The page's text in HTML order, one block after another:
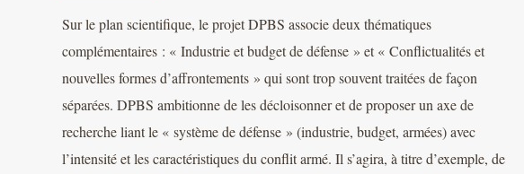
Sur le plan scientifique, le projet DPBS associe deux thématiques
complémentaires : « Industrie et budget de défense » et « Conflictualités et
nouvelles formes d’affrontements » qui sont trop souvent traitées de façon
séparées. DPBS ambitionne de les décloisonner et de proposer un axe de
recherche liant le « système de défense » (industrie, budget, armées) avec
l’intensité et les caractéristiques du conflit armé. Il s’agira, à titre d’exemple, de